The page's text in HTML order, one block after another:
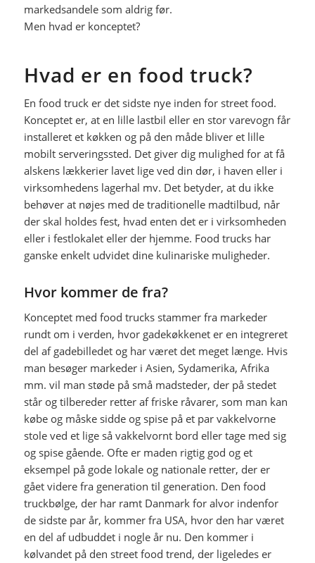
markedsandele som aldrig før.
Men hvad er konceptet?
Hvad er en food truck?
En food truck er det sidste nye inden for street food.
Konceptet er, at en lille lastbil eller en stor varevogn får
installeret et køkken og på den måde bliver et lille
mobilt serveringssted. Det giver dig mulighed for at få
alskens lækkerier lavet lige ved din dør, i haven eller i
virksomhedens lagerhal mv. Det betyder, at du ikke
behøver at nøjes med de traditionelle madtilbud, når
der skal holdes fest, hvad enten det er i virksomheden
eller i festlokalet eller der hjemme. Food trucks har
ganske enkelt udvidet dine kulinariske muligheder.
Hvor kommer de fra?
Konceptet med food trucks stammer fra markeder
rundt om i verden, hvor gadekøkkenet er en integreret
del af gadebilledet og har været det meget længe. Hvis
man besøger markeder i Asien, Sydamerika, Afrika
mm. vil man støde på små madsteder, der på stedet
står og tilbereder retter af friske råvarer, som man kan
købe og måske sidde og spise på et par vakkelvorne
stole ved et lige så vakkelvornt bord eller tage med sig
og spise gående. Ofte er maden rigtig god og et
eksempel på gode lokale og nationale retter, der er
gået videre fra generation til generation. Den food
truckbølge, der har ramt Danmark for alvor indenfor
de sidste par år, kommer fra USA, hvor den har været
en del af udbuddet i nogle år nu. Den kommer i
kølvandet på den street food trend, der ligeledes er